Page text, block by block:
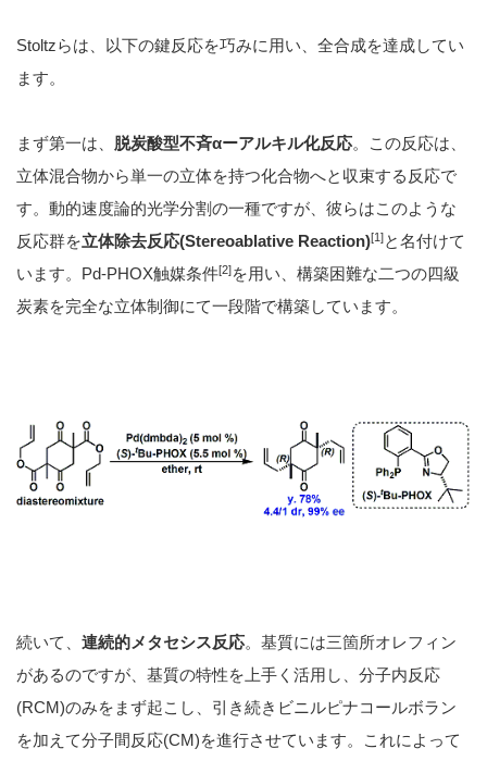
Stoltzらは、以下の鍵反応を巧みに用い、全合成を達成してい
ます。
まず第一は、 脱炭酸型不斉αーアルキル化反応。この反応は、
立体混合物から単一の立体を持つ化合物へと収束する反応で
す。動的速度論的光学分割の一種ですが、彼らはこのような
反応群を立体除去反応(Stereoablative Reaction)[1]と名付けて
います。Pd-PHOX触媒条件[2]を用い、構築困難な二つの四級
炭素を完全な立体制御にて一段階で構築しています。
続いて、 連続的メタセシス反応。基質には三箇所オレフィン
があるのですが、基質の特性を上手く活用し、分子内反応
(RCM)のみをまず起こし、引き続きビニルピナコールボラン
を加えて分子間反応(CM)を進行させています。これによって